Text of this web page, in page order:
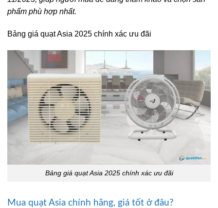
phẩm phù hợp nhất.
Bảng giá quạt Asia 2025 chính xác ưu đãi
Bảng giá quạt Asia 2025 chính xác ưu đãi
Mua quạt Asia chính hãng, giá tốt ở đâu?